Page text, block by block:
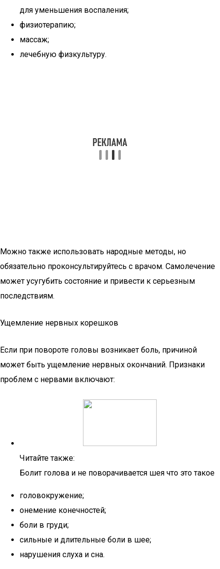
для уменьшения воспаления;
физиотерапию;
массаж;
лечебную физкультуру.
Можно также использовать народные методы, но
обязательно проконсультируйтесь с врачом. Самолечение
может усугубить состояние и привести к серьезным
последствиям.
Ущемление нервных корешков
Если при повороте головы возникает боль, причиной
может быть ущемление нервных окончаний. Признаки
проблем с нервами включают:
Читайте также:
Болит голова и не поворачивается шея что это такое
головокружение;
онемение конечностей;
боли в груди;
сильные и длительные боли в шее;
нарушения слуха и сна.